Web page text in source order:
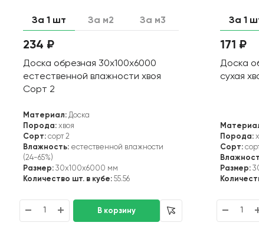
За 1 шт За м2 За м3
234 ₽
Доска обрезная 30х100х6000
естественной влажности хвоя
Сорт 2
Материал:Доска
Порода:хвоя
Сорт:сорт 2
Влажность:естественной влажности
(24-65%)
Размер:30x100x6000 мм
Количество шт. в кубе:55.56
За 1
171 ₽
Доска
сухая
Порода:
Сорт:
Размер: